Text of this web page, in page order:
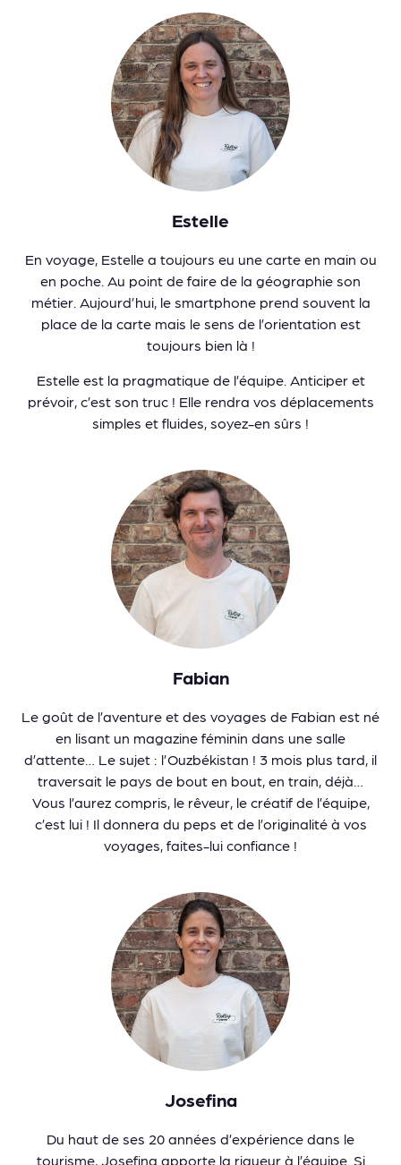
Estelle
En voyage, Estelle a toujours eu une carte en main ou
en poche. Au point de faire de la géographie son
métier. Aujourd’hui, le smartphone prend souvent la
place de la carte mais le sens de l’orientation est
toujours bien là !
Estelle est la pragmatique de l’équipe. Anticiper et
prévoir, c’est son truc ! Elle rendra vos déplacements
simples et fluides, soyez-en sûrs !
Fabian
Le goût de l’aventure et des voyages de Fabian est né
en lisant un magazine féminin dans une salle
d’attente… Le sujet : l’Ouzbékistan ! 3 mois plus tard, il
traversait le pays de bout en bout, en train, déjà…
Vous l’aurez compris, le rêveur, le créatif de l’équipe,
c’est lui ! Il donnera du peps et de l’originalité à vos
voyages, faites-lui confiance !
Josefina
Du haut de ses 20 années d’expérience dans le
tourisme, Josefina apporte la rigueur à l’équipe. Si